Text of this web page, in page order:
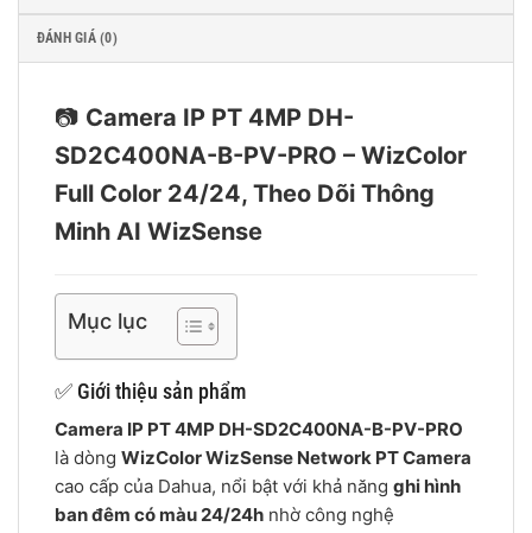
ĐÁNH GIÁ (0)
📷 Camera IP PT 4MP DH-
SD2C400NA-B-PV-PRO – WizColor
Full Color 24/24, Theo Dõi Thông
Minh AI WizSense
Mục lục
✅ Giới thiệu sản phẩm
Camera IP PT 4MP DH-SD2C400NA-B-PV-PRO
là dòng WizColor WizSense Network PT Camera
cao cấp của Dahua, nổi bật với khả năng ghi hình
ban đêm có màu 24/24h nhờ công nghệ